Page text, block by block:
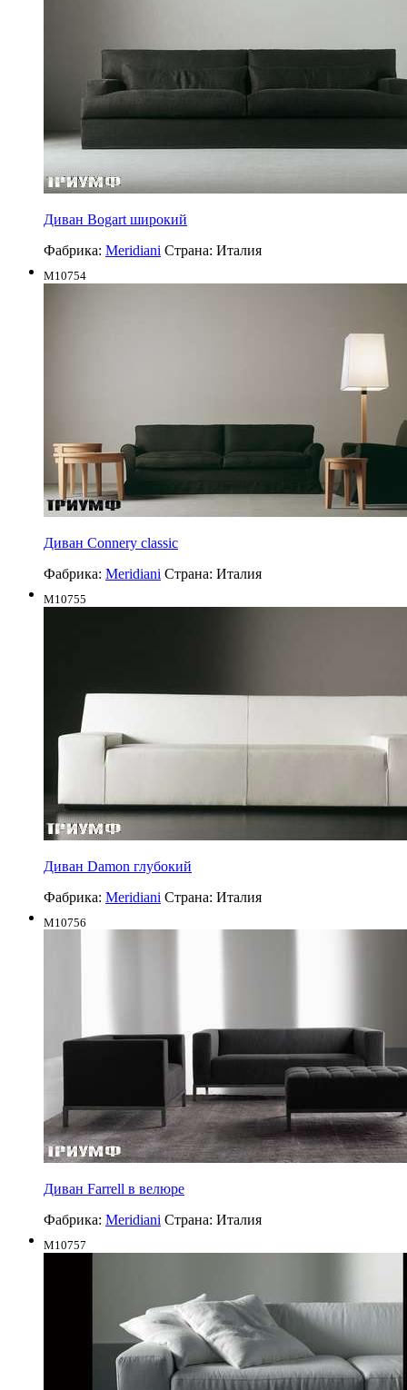
Диван Bogart широкий
Фабрика: Meridiani Страна: Италия
M10754
Диван Connery classic
Фабрика: Meridiani Страна: Италия
M10755
Диван Damon глубокий
Фабрика: Meridiani Страна: Италия
M10756
Диван Farrell в велюре
Фабрика: Meridiani Страна: Италия
M10757